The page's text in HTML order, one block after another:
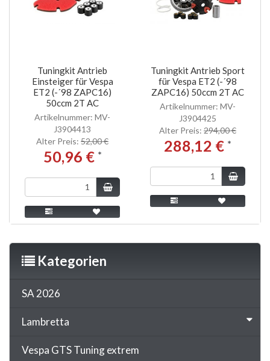
Tuningkit Antrieb
Einsteiger für Vespa
ET2 (-´98 ZAPC16)
50ccm 2T AC
Artikelnummer: MV-
J3904413
Alter Preis: 52,00 €
50,96 € *
Tuningkit Antrieb Sport
für Vespa ET2 (-´98
ZAPC16) 50ccm 2T AC
Artikelnummer: MV-
J3904425
Alter Preis: 294,00 €
288,12 € *
Kategorien
SA 2026
Lambretta
Vespa GTS Tuning extrem